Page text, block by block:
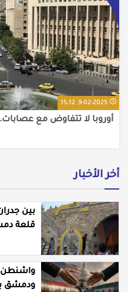
9-02-2025, 15:12
أوروبا لا تتفاوض مع
أخر الأخبار
بين
قلعة
واشنطن
ودمشق